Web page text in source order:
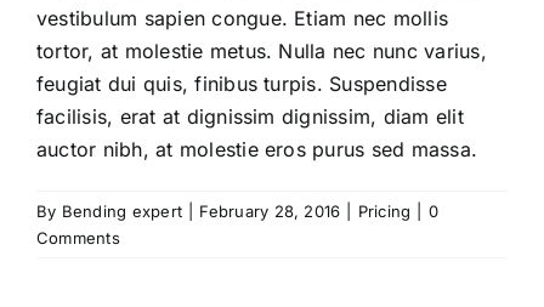
vestibulum sapien congue. Etiam nec mollis
tortor, at molestie metus. Nulla nec nunc varius,
feugiat dui quis, finibus turpis. Suspendisse
facilisis, erat at dignissim dignissim, diam elit
auctor nibh, at molestie eros purus sed massa.
By Bending expert February 28, 2016 Pricing
0
Comments